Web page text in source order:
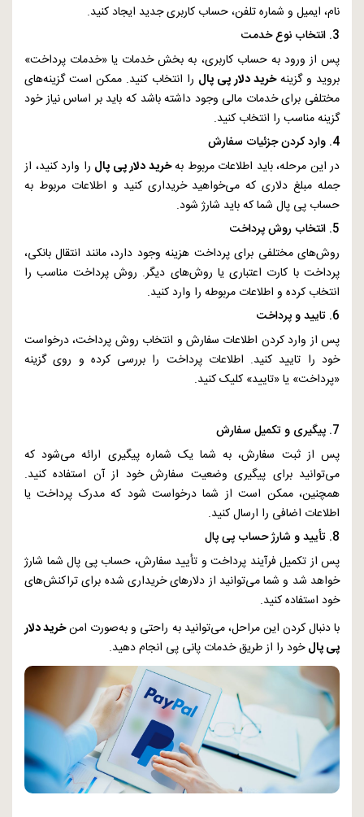
نام، ایمیل و شماره تلفن، حساب کاربری جدید ایجاد کنید.
3. انتخاب نوع خدمت
پس از ورود به حساب کاربری، به بخش خدمات یا «خدمات پرداخت»
بروید و گزینهخرید دلار پی پال را انتخاب کنید. ممکن است گزینه‌های
مختلفی برای خدمات مالی وجود داشته باشد که باید بر اساس نیاز خود
گزینه مناسب را انتخاب کنید.
4. وارد کردن جزئیات سفارش
در این مرحله، باید اطلاعات مربوط بهخرید دلار پی پال را وارد کنید، از
جمله مبلغ دلاری که می‌خواهید خریداری کنید و اطلاعات مربوط به
حساب پی پال شما که باید شارژ شود.
5. انتخاب روش پرداخت
روش‌های مختلفی برای پرداخت هزینه وجود دارد، مانند انتقال بانکی،
پرداخت با کارت اعتباری یا روش‌های دیگر. روش پرداخت مناسب را
انتخاب کرده و اطلاعات مربوطه را وارد کنید.
6. تایید و پرداخت
پس از وارد کردن اطلاعات سفارش و انتخاب روش پرداخت، درخواست
خود را تایید کنید. اطلاعات پرداخت را بررسی کرده و روی گزینه
«پرداخت» یا «تایید» کلیک کنید.
7. پیگیری و تکمیل سفارش
پس از ثبت سفارش، به شما یک شماره پیگیری ارائه می‌شود که
می‌توانید برای پیگیری وضعیت سفارش خود از آن استفاده کنید.
همچنین، ممکن است از شما درخواست شود که مدرک پرداخت یا
اطلاعات اضافی را ارسال کنید.
8. تأیید و شارژ حساب پی پال
پس از تکمیل فرآیند پرداخت و تأیید سفارش، حساب پی پال شما شارژ
خواهد شد و شما می‌توانید از دلارهای خریداری شده برای تراکنش‌های
خود استفاده کنید.
با دنبال کردن این مراحل، می‌توانید به راحتی و به‌صورت امنخرید دلار
پی پالخود را از طریق خدمات پانی پی انجام دهید.